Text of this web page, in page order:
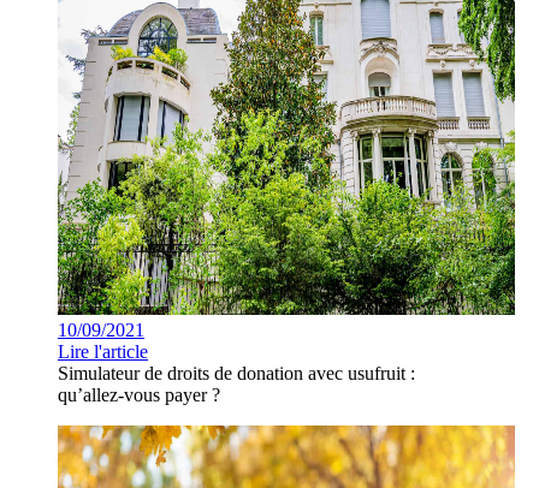
10/09/2021
Lire l'article
Simulateur de droits de donation avec usufruit :
qu’allez-vous payer ?